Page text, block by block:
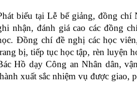
biểu tại Lễ bế giảng, đồng
nhận, đánh giá cao các đồng
Đồng chí đề nghị các học
bị, tiếp tục học tập, rèn luyện
Hồ dạy Công an Nhân dân,
xuất sắc nhiệm vụ được giao,